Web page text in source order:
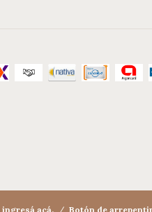
ingresá acá. / Botón de